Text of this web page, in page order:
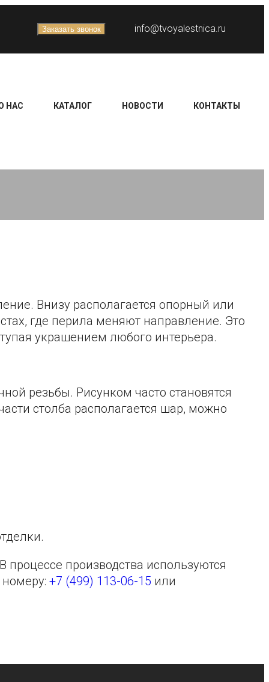
Заказать звонок info@tvoyalestnica.ru
НАС КАТАЛОГ НОВОСТИ КОНТАКТЫ
Внизу располагается опорный или
где перила меняют направление. Это
украшением любого интерьера.
резьбы. Рисунком часто становятся
столба располагается шар, можно
производства используются
+7 (499) 113-06-15 или